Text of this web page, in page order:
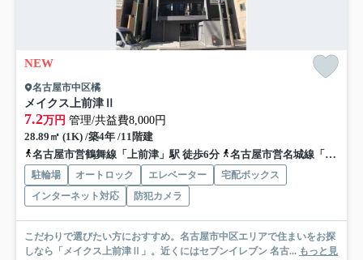
NEW
名古屋市中区橘
メイクス上前津Ⅱ
7.2万円 管理/共益費8,000円
28.89㎡ (1K) /築4年 /11階建
名古屋市営鶴舞線「上前津」駅 徒歩6分
名古屋市営名城線「東別院」駅 徒歩12分
駐輪場 オートロック エレベーター
宅配ボックス
インターネット対応
防犯カメラ
こだわりで選びたい方におすすめ。名古屋市中区エリアで住まいをお探
しなら「メイクス上前津Ⅱ」。近くにはセブンイレブン 名古... もっと見